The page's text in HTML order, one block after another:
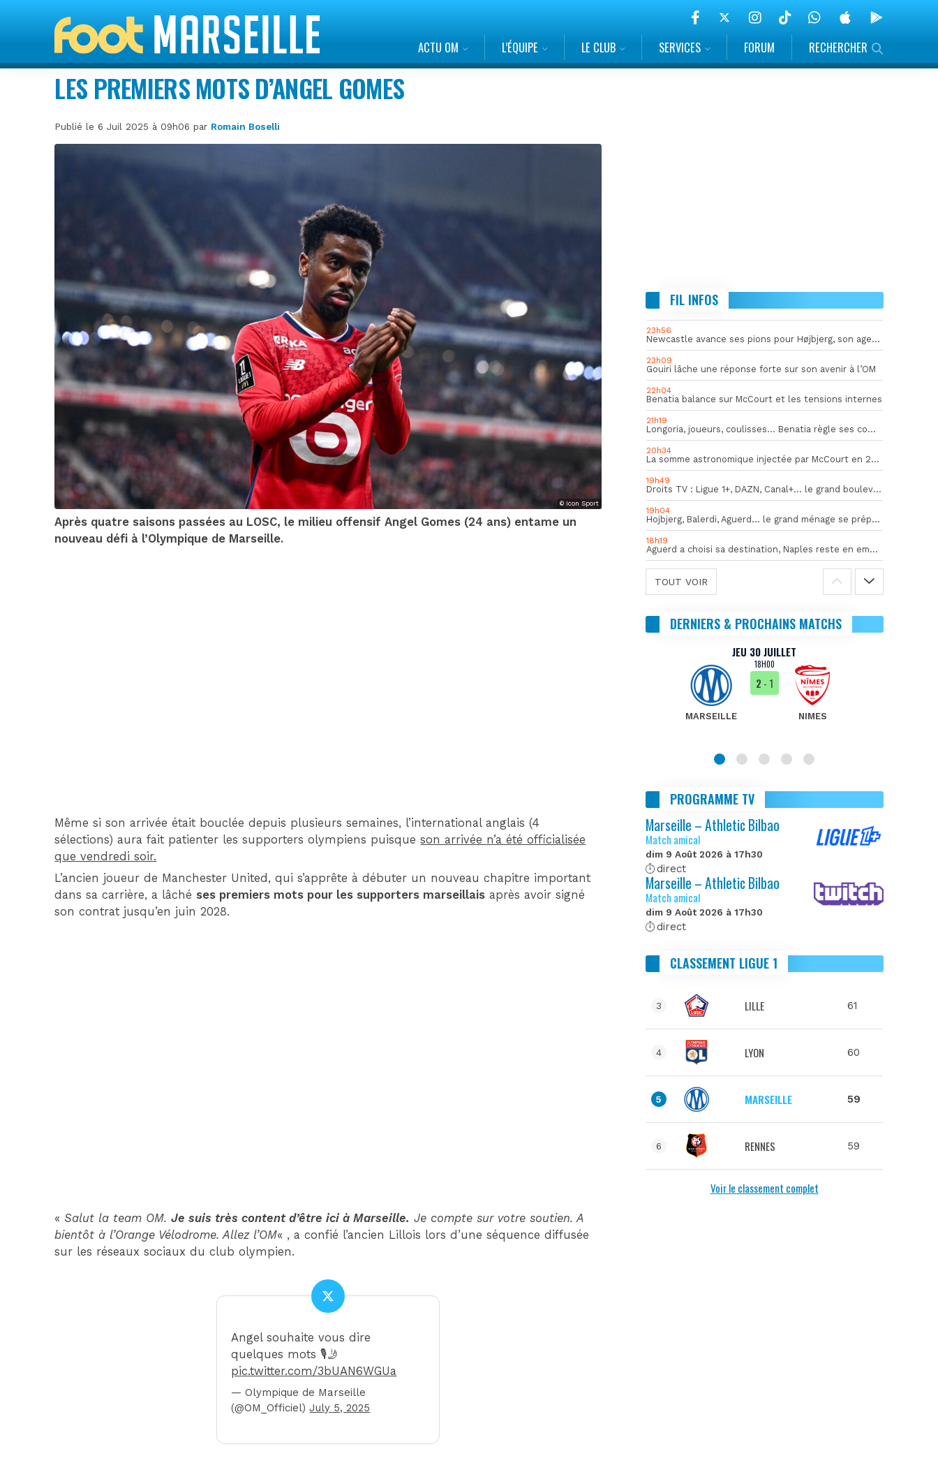
ACTU OM L’ÉQUIPE LE CLUB SERVICES FORUM RECHERCHER
LES PREMIERS MOTS D’ANGEL GOMES
Publié le 6 Juil 2025 à 09h06 par Romain Boselli
© Icon Sport
Après quatre saisons passées au LOSC, le milieu offensif Angel Gomes (24 ans) entame un
nouveau défi à l’Olympique de Marseille.
Même si son arrivée était bouclée depuis plusieurs semaines, l’international anglais (4
sélections) aura fait patienter les supporters olympiens puisqueson arrivée n’a été officialisée
que vendredi soir.
L’ancien joueur de Manchester United, qui s’apprête à débuter un nouveau chapitre important
dans sa carrière, a lâché ses premiers mots pour les supporters marseillais après avoir signé
son contrat jusqu’en juin 2028.
«Salut la team OM.Je suis très content d’être ici à Marseille. Je compte sur votre soutien. A
bientôt à l’Orange Vélodrome. Allez l’OM« , a confié l’ancien Lillois lors d’une séquence diffusée
sur les réseaux sociaux du club olympien.
Angel souhaite vous dire
quelques mots 🎙️🤳
pic.twitter.com/3bUAN6WGUa
— Olympique de Marseille
(@OM_Officiel)July 5, 2025
FIL INFOS
23h56
Newcastle avance ses pions pour Højbjerg, son agent sort du silence
23h09
Gouiri lâche une réponse forte sur son avenir à l’OM
22h04
Benatia balance sur McCourt et les tensions internes
21h19
Longoria, joueurs, coulisses… Benatia règle ses comptes !
20h34
La somme astronomique injectée par McCourt en 2026 pour soutenir l’OM
19h49
Droits TV : Ligue 1+, DAZN, Canal+… le grand bouleversement
19h04
Hojbjerg, Balerdi, Aguerd… le grand ménage se prépare
18h19
Aguerd a choisi sa destination, Naples reste en embuscade
TOUT VOIR
DERNIERS & PROCHAINS MATCHS
JEU 30 JUILLET
18H00
MARSEILLE
2- 1
NIMES
PROGRAMME TV
Marseille – Athletic Bilbao
Match amical
dim 9 Août 2026 à 17h30
direct
Marseille – Athletic Bilbao
Match amical
dim 9 Août 2026 à 17h30
direct
CLASSEMENT LIGUE 1
3 LILLE 61
4 LYON 60
5 MARSEILLE 59
6 RENNES 59
Voir le classement complet